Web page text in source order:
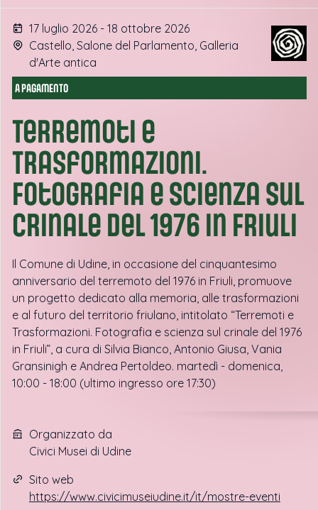
17 luglio 2026 - 18 ottobre 2026
Castello, Salone del Parlamento, Galleria
d'Arte antica
A PAGAMENTO
Terremoti e
Trasformazioni.
Fotografia e scienza sul
crinale del 1976 in Friuli
Il Comune di Udine, in occasione del cinquantesimo
anniversario del terremoto del 1976 in Friuli, promuove
un progetto dedicato alla memoria, alle trasformazioni
e al futuro del territorio friulano, intitolato “Terremoti e
Trasformazioni. Fotografia e scienza sul crinale del 1976
in Friuli”, a cura di Silvia Bianco, Antonio Giusa, Vania
Gransinigh e Andrea Pertoldeo. martedì - domenica,
10:00 - 18:00 (ultimo ingresso ore 17:30)
Organizzato da
Civici Musei di Udine
Sito web
https://www.civicimuseiudine.it/it/mostre-eventi